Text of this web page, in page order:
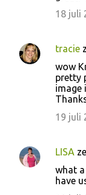
18 juli
tracie
wow
pretty
image
19 juli
LISA
what
have